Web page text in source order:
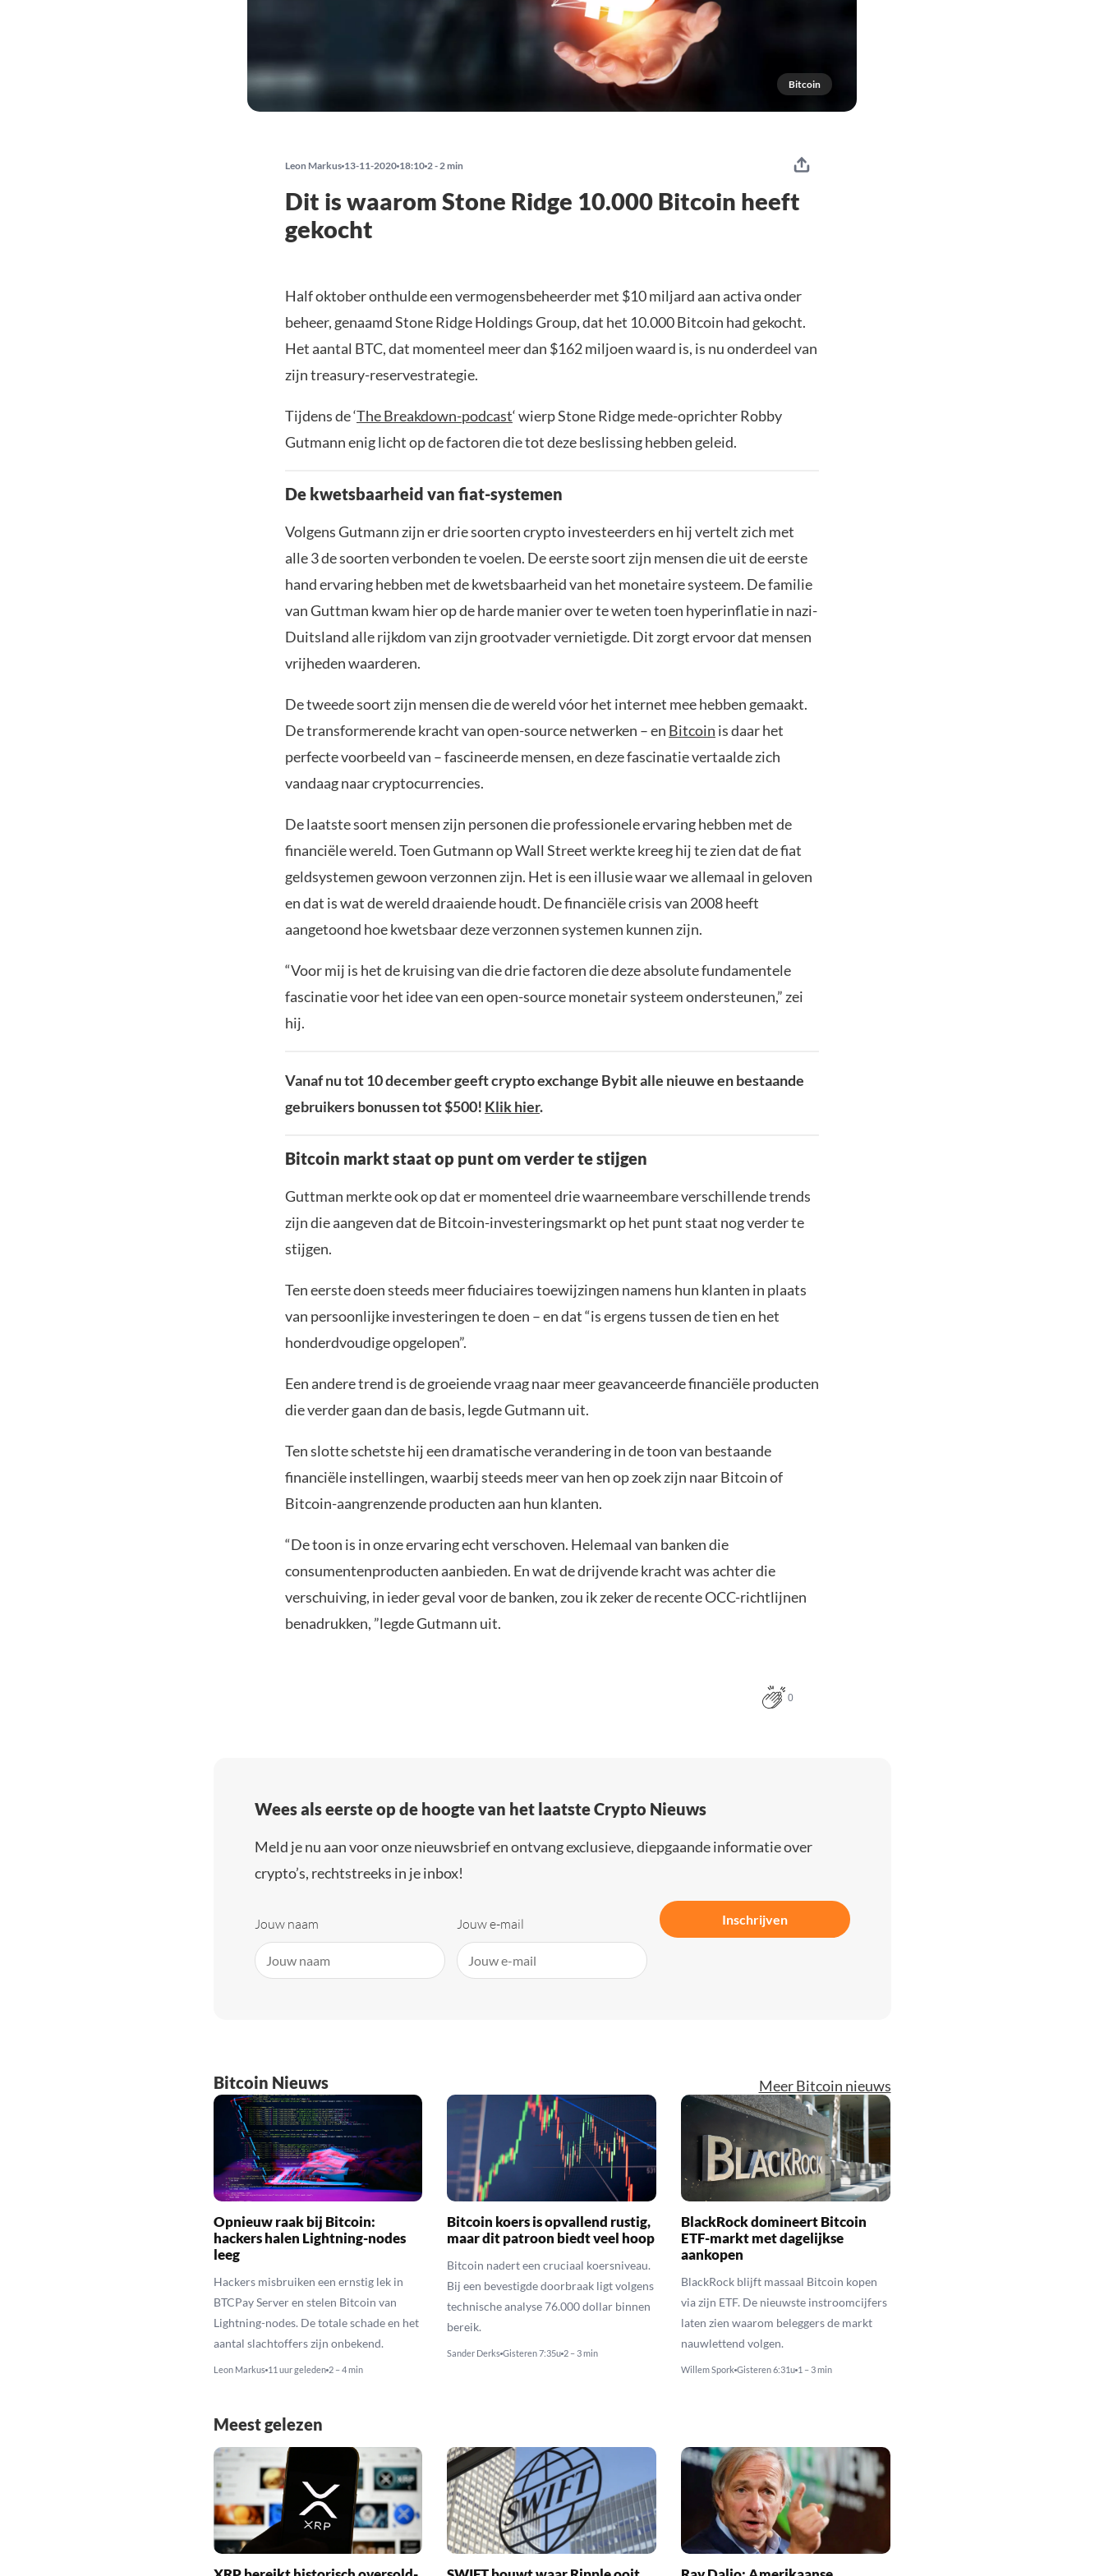
Bitcoin
Leon Markus 13-11-2020 18:10 2 - 2 min
Dit is waarom Stone Ridge 10.000 Bitcoin heeft
gekocht
Half oktober onthulde een vermogensbeheerder met $10 miljard aan activa onder
beheer, genaamd Stone Ridge Holdings Group, dat het 10.000 Bitcoin had gekocht.
Het aantal BTC, dat momenteel meer dan $162 miljoen waard is, is nu onderdeel van
zijn treasury-reservestrategie.
Tijdens de ‘The Breakdown-podcast‘ wierp Stone Ridge mede-oprichter Robby
Gutmann enig licht op de factoren die tot deze beslissing hebben geleid.
De kwetsbaarheid van fiat-systemen
Volgens Gutmann zijn er drie soorten crypto investeerders en hij vertelt zich met
alle 3 de soorten verbonden te voelen. De eerste soort zijn mensen die uit de eerste
hand ervaring hebben met de kwetsbaarheid van het monetaire systeem. De familie
van Guttman kwam hier op de harde manier over te weten toen hyperinflatie in nazi-
Duitsland alle rijkdom van zijn grootvader vernietigde. Dit zorgt ervoor dat mensen
vrijheden waarderen.
De tweede soort zijn mensen die de wereld vóor het internet mee hebben gemaakt.
De transformerende kracht van open-source netwerken – en Bitcoin is daar het
perfecte voorbeeld van – fascineerde mensen, en deze fascinatie vertaalde zich
vandaag naar cryptocurrencies.
De laatste soort mensen zijn personen die professionele ervaring hebben met de
financiële wereld. Toen Gutmann op Wall Street werkte kreeg hij te zien dat de fiat
geldsystemen gewoon verzonnen zijn. Het is een illusie waar we allemaal in geloven
en dat is wat de wereld draaiende houdt. De financiële crisis van 2008 heeft
aangetoond hoe kwetsbaar deze verzonnen systemen kunnen zijn.
“Voor mij is het de kruising van die drie factoren die deze absolute fundamentele
fascinatie voor het idee van een open-source monetair systeem ondersteunen,” zei
hij.
Vanaf nu tot 10 december geeft crypto exchange Bybit alle nieuwe en bestaande
gebruikers bonussen tot $500! Klik hier.
Bitcoin markt staat op punt om verder te stijgen
Guttman merkte ook op dat er momenteel drie waarneembare verschillende trends
zijn die aangeven dat de Bitcoin-investeringsmarkt op het punt staat nog verder te
stijgen.
Ten eerste doen steeds meer fiduciaires toewijzingen namens hun klanten in plaats
van persoonlijke investeringen te doen – en dat “is ergens tussen de tien en het
honderdvoudige opgelopen”.
Een andere trend is de groeiende vraag naar meer geavanceerde financiële producten
die verder gaan dan de basis, legde Gutmann uit.
Ten slotte schetste hij een dramatische verandering in de toon van bestaande
financiële instellingen, waarbij steeds meer van hen op zoek zijn naar Bitcoin of
Bitcoin-aangrenzende producten aan hun klanten.
“De toon is in onze ervaring echt verschoven. Helemaal van banken die
consumentenproducten aanbieden. En wat de drijvende kracht was achter die
verschuiving, in ieder geval voor de banken, zou ik zeker de recente OCC-richtlijnen
benadrukken, ”legde Gutmann uit.
0
Wees als eerste op de hoogte van het laatste Crypto Nieuws
Meld je nu aan voor onze nieuwsbrief en ontvang exclusieve, diepgaande informatie over
crypto’s, rechtstreeks in je inbox!
Jouw naam Jouw e-mail Inschrijven
Bitcoin Nieuws Meer Bitcoin nieuws
Opnieuw raak bij Bitcoin:
hackers halen Lightning-nodes
leeg
Hackers misbruiken een ernstig lek in
BTCPay Server en stelen Bitcoin van
Lightning-nodes. De totale schade en het
aantal slachtoffers zijn onbekend.
Leon Markus 11 uur geleden 2 – 4 min
Bitcoin koers is opvallend rustig,
maar dit patroon biedt veel hoop
Bitcoin nadert een cruciaal koersniveau.
Bij een bevestigde doorbraak ligt volgens
technische analyse 76.000 dollar binnen
bereik.
Sander Derks Gisteren 7:35u 2 – 3 min
BlackRock domineert Bitcoin
ETF-markt met dagelijkse
aankopen
BlackRock blijft massaal Bitcoin kopen
via zijn ETF. De nieuwste instroomcijfers
laten zien waarom beleggers de markt
nauwlettend volgen.
Willem Spork Gisteren 6:31u 1 – 3 min
Meest gelezen